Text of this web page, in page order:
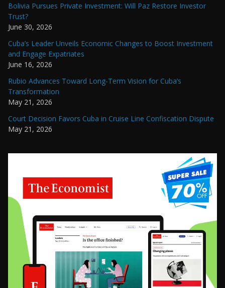
Bolivia Pursues Private Investment: Will Paz Restore Investor
Trust?
June 30, 2026
Cuba’s Leader Unveils Economic Changes to Boost Investment
and Engage Expatriates
June 16, 2026
Rubio Advances Toward Long-Term Vision for Cuba’s
Transformation
May 21, 2026
Court Decision Favors Cuba in Cruise Line Confiscation Dispute
May 21, 2026